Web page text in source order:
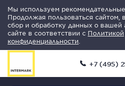
Мы используем рекомендательные
Продолжая пользоваться сайтом,
сбор и обработку данных о вашей
сайте в соответствии с Политикой
конфиденциальности
+7 (495)